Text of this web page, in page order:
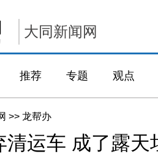
大同新闻网
推荐 专题 观点
>> 龙帮办
清运车 成了露天